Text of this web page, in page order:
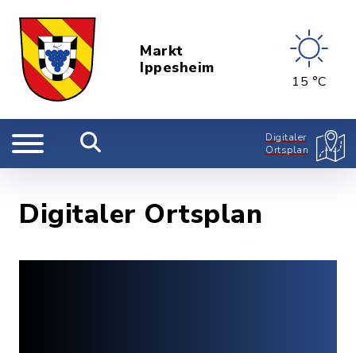
Markt
Ippesheim
15 °C
Digitaler
Ortsplan
Digitaler Ortsplan